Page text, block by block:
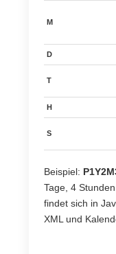
M
D
T
H
S
Beispiel:
Tage, 4
findet sich in
XML und